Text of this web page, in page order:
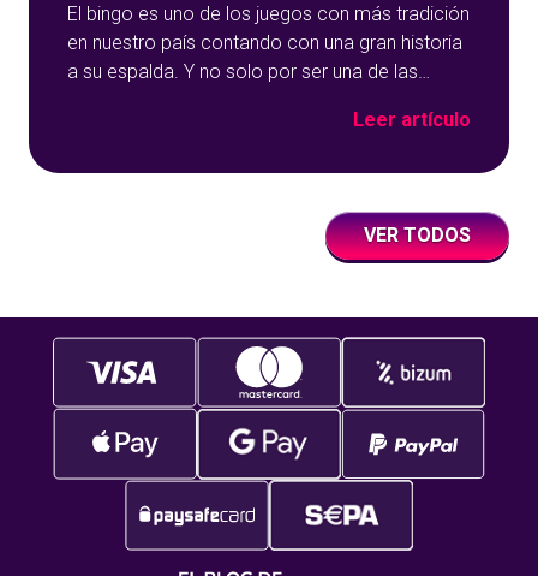
El bingo es uno de los juegos con más tradición
en nuestro país contando con una gran historia
a su espalda. Y no solo por ser una de las
de juegos de tómbola, YoBingo, sino porque es
Leer artículo
VER TODOS